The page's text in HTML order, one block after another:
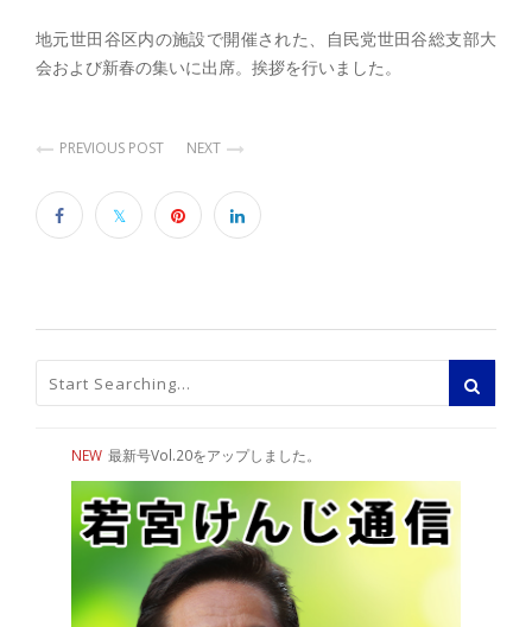
地元世田谷区内の施設で開催された、自民党世田谷総支部大
会および新春の集いに出席。挨拶を行いました。
PREVIOUS POST NEXT
NEW 最新号Vol.20をアップしました。